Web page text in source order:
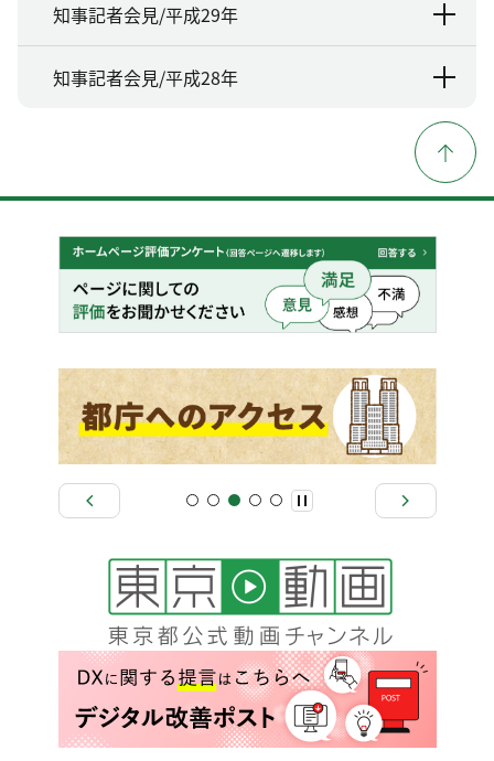
知事記者会見/平成29年
知事記者会見/平成28年